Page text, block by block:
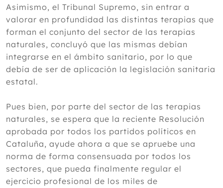
Asimismo, el Tribunal Supremo, sin entrar a
valorar en profundidad las distintas terapias que
forman el conjunto del sector de las terapias
naturales, concluyó que las mismas debían
integrarse en el ámbito sanitario, por lo que
debía de ser de aplicación la legislación sanitaria
estatal.
Pues bien, por parte del sector de las terapias
naturales, se espera que la reciente Resolución
aprobada por todos los partidos políticos en
Cataluña, ayude ahora a que se apruebe una
norma de forma consensuada por todos los
sectores, que pueda finalmente regular el
ejercicio profesional de los miles de